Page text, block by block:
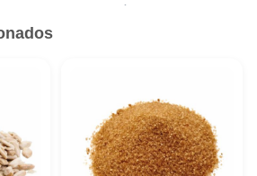
85% Cacao, sin Azúcar, Vegano, 250
un producto sin azúcar, ideal para
o snacks funcionales.